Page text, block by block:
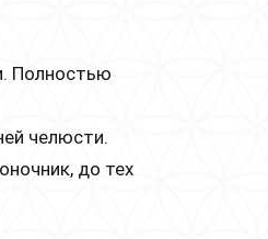
Полностью
челюсти.
до тех